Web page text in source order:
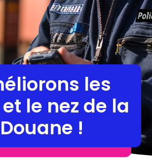
les
le nez de la
Douane !